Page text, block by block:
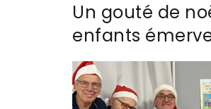
Un gouté de
enfants